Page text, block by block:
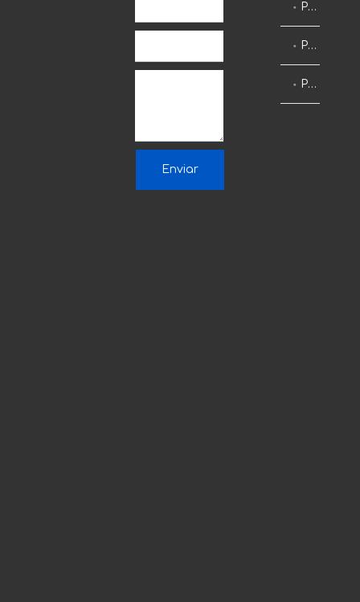
Enviar
Paneles de Nido de Abeja
Paneles Sándwich
Paneles Compuestos